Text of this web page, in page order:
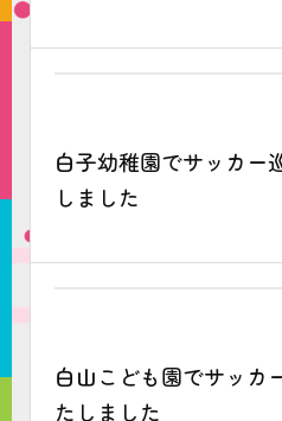
白子幼稚園でサッカー
しました
白山こども園でサッカ
たしました